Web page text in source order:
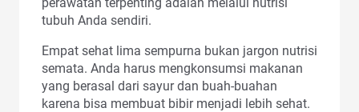
tubuh Anda sendiri.
Empat sehat lima sempurna bukan jargon nutrisi
semata. Anda harus mengkonsumsi makanan
yang berasal dari sayur dan buah-buahan
karena bisa membuat bibir menjadi lebih sehat.